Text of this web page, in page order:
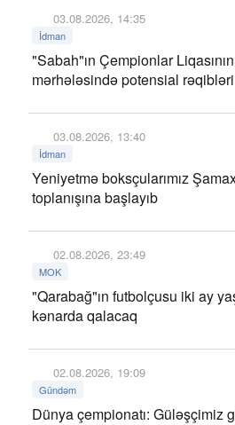
03.08.2026, 14:35
İdman
"Sabah"ın Çempionlar
mərhələsində potensial
03.08.2026, 13:40
İdman
Yeniyetmə boksçularımız
toplanışına başlayıb
02.08.2026, 23:49
MOK
"Qarabağ"ın futbolçusu iki ay
kənarda qalacaq
02.08.2026, 19:09
Gündəm
Dünya çempionatı: Güləşçimiz